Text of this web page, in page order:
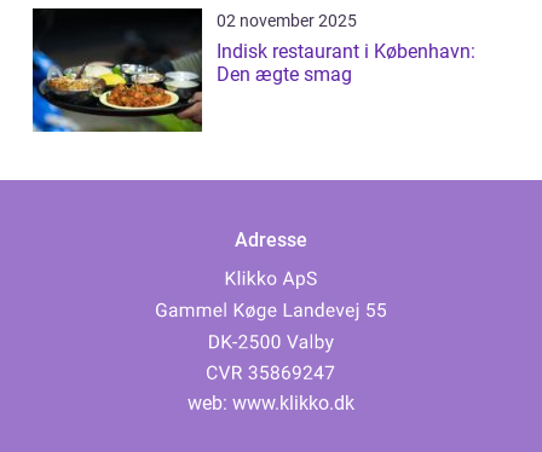
02 november 2025
Indisk restaurant i København:
Den ægte smag
Adresse
web: www.klikko.dk